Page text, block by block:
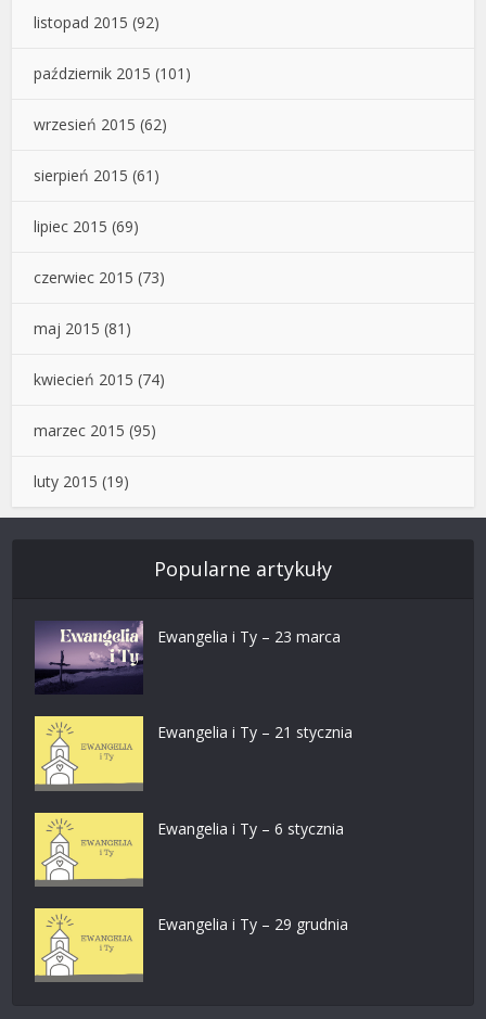
listopad 2015 (92)
październik 2015 (101)
wrzesień 2015 (62)
sierpień 2015 (61)
lipiec 2015 (69)
czerwiec 2015 (73)
maj 2015 (81)
kwiecień 2015 (74)
marzec 2015 (95)
luty 2015 (19)
Popularne artykuły
Ewangelia i Ty – 23 marca
Ewangelia i Ty – 21 stycznia
Ewangelia i Ty – 6 stycznia
Ewangelia i Ty – 29 grudnia